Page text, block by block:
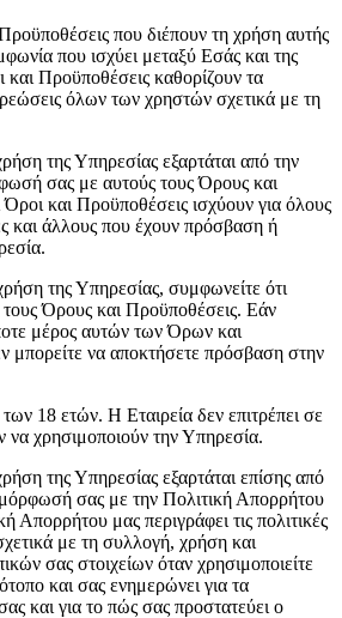
που διέπουν τη χρήση αυτής
που ισχύει μεταξύ Εσάς και της
και Προϋποθέσεις καθορίζουν τα
όλων των χρηστών σχετικά με τη
της Υπηρεσίας εξαρτάται από την
σας με αυτούς τους Όρους και
και Προϋποθέσεις ισχύουν για όλους
και άλλους που έχουν πρόσβαση ή
της Υπηρεσίας, συμφωνείτε ότι
Όρους και Προϋποθέσεις. Εάν
μέρος αυτών των Όρων και
μπορείτε να αποκτήσετε πρόσβαση στην
18 ετών. Η Εταιρεία δεν επιτρέπει σε
χρησιμοποιούν την Υπηρεσία.
της Υπηρεσίας εξαρτάται επίσης από
σας με την Πολιτική Απορρήτου
Απορρήτου μας περιγράφει τις πολιτικές
με τη συλλογή, χρήση και
σας στοιχείων όταν χρησιμοποιείτε
και σας ενημερώνει για τα
και για το πώς σας προστατεύει ο